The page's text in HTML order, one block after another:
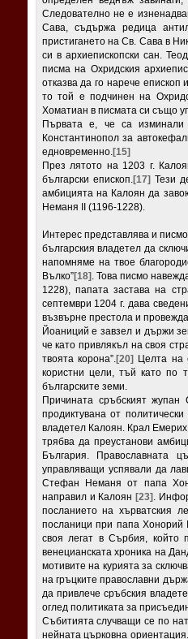
Следователно не е
Сава, съдържа редица
пристигането на Св. Сава в
си в архиепископски сан.
писма на Охридския
отказва да го нарече
то той е подчинен на
Хоматиан в писмата си също
Първата е, че са изминали
Константинопол за
едновременно.[15]
През лятото на 1203 г.
български епископ.[17] Тези
амбицията на Калоян да
Неманя II (1196-1228).
Интерес представлява и
българския владетел да
напомняме на твое
Вълко”[18] . Това писмо
1228), папата застава на
септември 1204 г. дава
възвърне престола и
Йоаниций е завзел и държи
че като привлякъл на своя
твоята корона”.[20]
Целта на
користни цели, тъй като по
българските земи.
Причината сръбският
продиктувана от
владетел Калоян. Крал
трябва да преустанови
България. Православната
управляващи успявали да
Стефан Неманя от папа
направил и Калоян [23] .
посланието на хърватския
посланици при папа Хонорий
своя легат в Сърбия, който
венецианската хроника на
мотивите на курията за
на гръцките православни
да привлече сръбския
оглед политиката за
Събитията случващи се по
нейната църковна